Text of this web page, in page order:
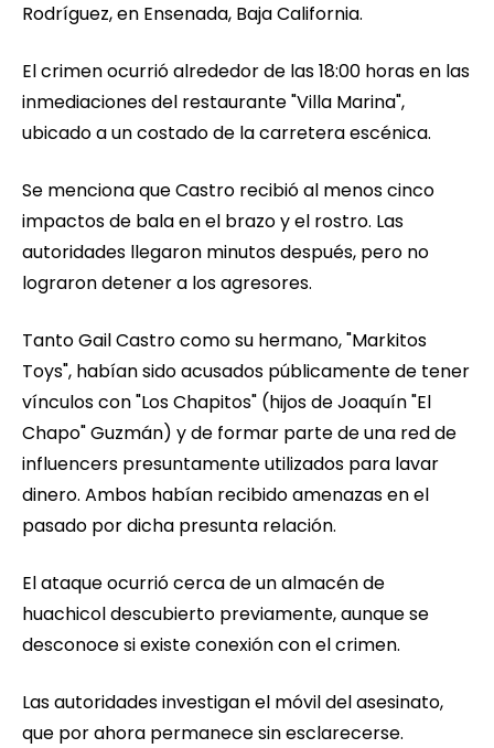
Rodríguez, en Ensenada, Baja California.
El crimen ocurrió alrededor de las 18:00 horas en las
inmediaciones del restaurante "Villa Marina",
ubicado a un costado de la carretera escénica.
Se menciona que Castro recibió al menos cinco
impactos de bala en el brazo y el rostro. Las
autoridades llegaron minutos después, pero no
lograron detener a los agresores.
Tanto Gail Castro como su hermano, "Markitos
Toys", habían sido acusados públicamente de tener
vínculos con "Los Chapitos" (hijos de Joaquín "El
Chapo" Guzmán) y de formar parte de una red de
influencers presuntamente utilizados para lavar
dinero. Ambos habían recibido amenazas en el
pasado por dicha presunta relación.
El ataque ocurrió cerca de un almacén de
huachicol descubierto previamente, aunque se
desconoce si existe conexión con el crimen.
Las autoridades investigan el móvil del asesinato,
que por ahora permanece sin esclarecerse.